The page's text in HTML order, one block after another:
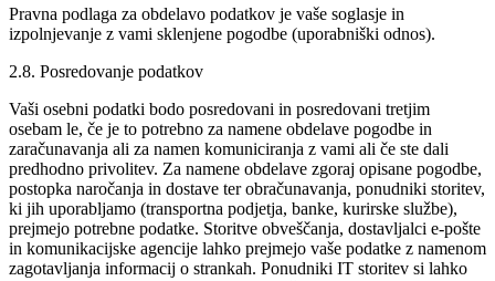
Pravna podlaga za obdelavo podatkov je vaše soglasje in
izpolnjevanje z vami sklenjene pogodbe (uporabniški odnos).
2.8. Posredovanje podatkov
Vaši osebni podatki bodo posredovani in posredovani tretjim
osebam le, če je to potrebno za namene obdelave pogodbe in
zaračunavanja ali za namen komuniciranja z vami ali če ste dali
predhodno privolitev. Za namene obdelave zgoraj opisane pogodbe,
postopka naročanja in dostave ter obračunavanja, ponudniki storitev,
ki jih uporabljamo (transportna podjetja, banke, kurirske službe),
prejmejo potrebne podatke. Storitve obveščanja, dostavljalci e-pošte
in komunikacijske agencije lahko prejmejo vaše podatke z namenom
zagotavljanja informacij o strankah. Ponudniki IT storitev si lahko